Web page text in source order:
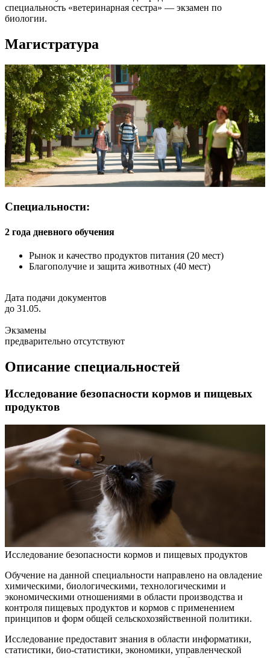
специальность «ветеринарная сестра» — экзамен по
биологии.
Магистратура
Специальности:
2 года дневного обучения
Рынок и качество продуктов питания (20 мест)
Благополучие и защита животных (40 мест)
Дата подачи документов
до 31.05.
Экзамены
предварительно отсутствуют
Описание специальностей
Исследование безопасности кормов и пищевых
продуктов
Исследование безопасности кормов и пищевых продуктов
Обучение на данной специальности направлено на овладение
химическими, биологическими, технологическими и
экономическими отношениями в области производства и
контроля пищевых продуктов и кормов с применением
принципов и форм общей сельскохозяйственной политики.
Исследование предоставит знания в области информатики,
статистики, био-статистики, экономики, управленческой